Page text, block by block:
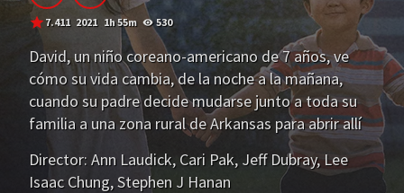
7.411 2021 1h 55m 530
David, un niño coreano-americano de 7 años, ve
cómo su vida cambia, de la noche a la mañana,
cuando su padre decide mudarse junto a toda su
familia a una zona rural de Arkansas para abrir allí
una granja, con el propósito de lograr alcanzar el
sueño americano.
Director: Ann Laudick, Cari Pak, Jeff Dubray, Lee
Isaac Chung,Stephen J Hanan